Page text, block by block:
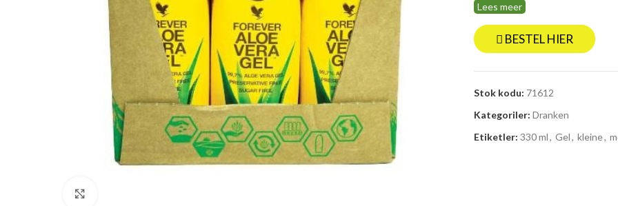
Lees meer
BESTEL HIER
Stok kodu: 71612
Kategoriler: Dranken
Etiketler: 330 ml, Gel, kleine,